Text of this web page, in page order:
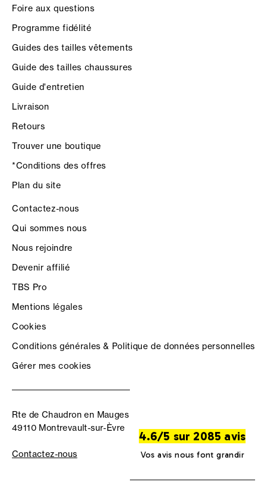
Foire aux questions
Programme fidélité
Guides des tailles vêtements
Guide des tailles chaussures
Guide d'entretien
Livraison
Retours
Trouver une boutique
*Conditions des offres
Plan du site
Contactez-nous
Qui sommes nous
Nous rejoindre
Devenir affilié
TBS Pro
Mentions légales
Cookies
Conditions générales & Politique de données personnelles
Gérer mes cookies
Rte de Chaudron en Mauges
49110 Montrevault-sur-Èvre
Contactez-nous
4.6/5 sur 2085 avis
Vos avis nous font grandir